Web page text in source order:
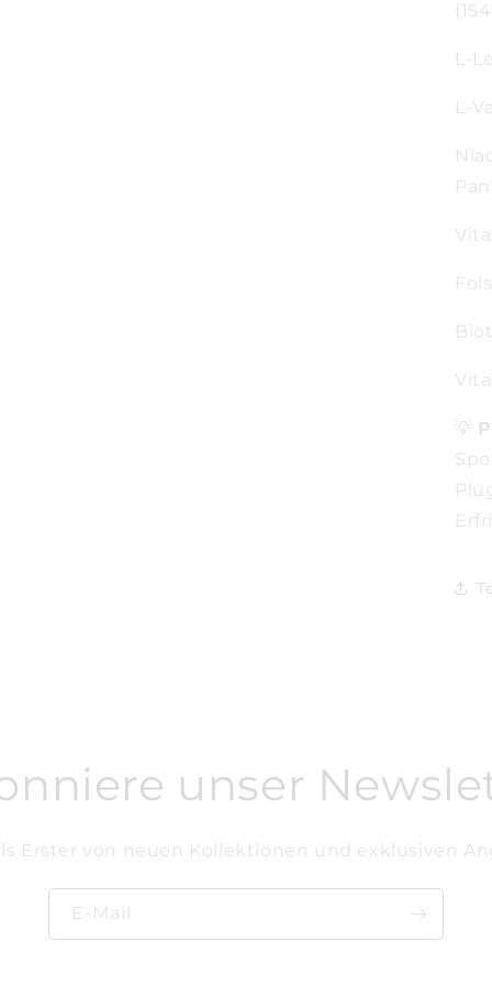
L-
L-
💡
unser
Erster von neuen Kollektionen und exklusiven
E-Mail